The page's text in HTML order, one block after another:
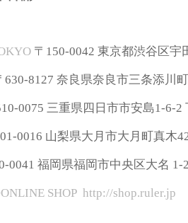
〒150-0042 東京都渋谷区宇
630-8127 奈良県奈良市三条添川
0075 三重県四日市市安島1-6-2
0016 山梨県大月市大月町真木
0041 福岡県福岡市中央区大名
ONLINE SHOP http://shop.ruler.jp